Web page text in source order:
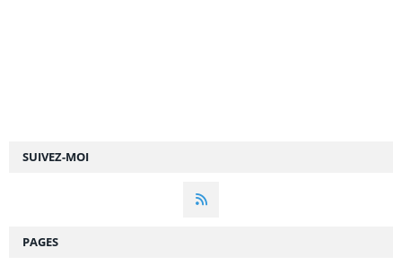
SUIVEZ-MOI
PAGES